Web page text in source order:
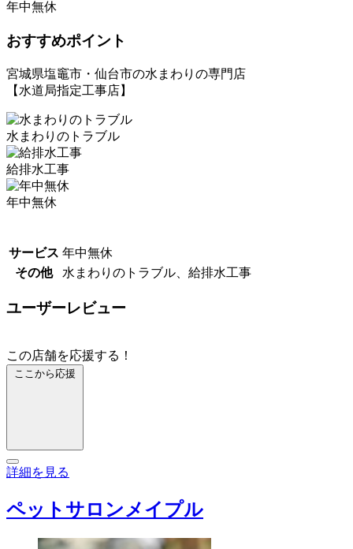
年中無休
おすすめポイント
宮城県塩竈市・仙台市の水まわりの専門店
【水道局指定工事店】
水まわりのトラブル
給排水工事
年中無休
サービス 年中無休
その他
水まわりのトラブル、給排水工事
ユーザーレビュー
この店舗を応援する！
ここから応援
詳細を見る
ペットサロンメイプル